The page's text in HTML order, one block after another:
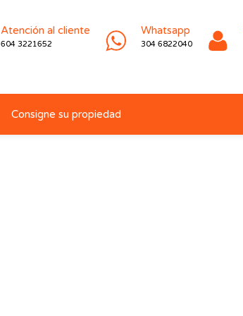
Atención al cliente
604 3221652
Whatsapp
304 6822040
Consigne su propiedad